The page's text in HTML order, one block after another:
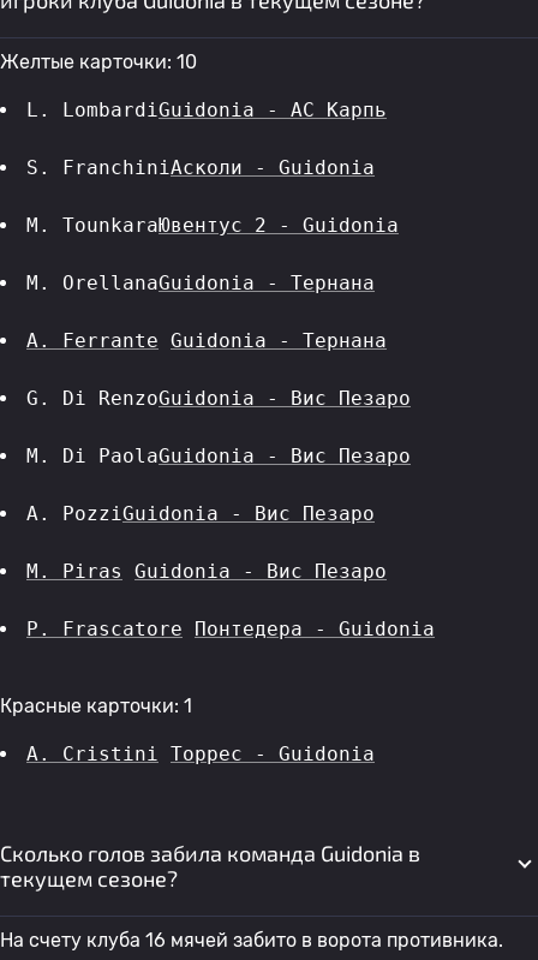
Желтые карточки: 10
L. LombardiGuidonia - АС Карпь
S. FranchiniАсколи - Guidonia
M. TounkaraЮвентус 2 - Guidonia
M. OrellanaGuidonia - Тернана
A. Ferrante Guidonia - Тернана
G. Di RenzoGuidonia - Вис Пезаро
M. Di PaolaGuidonia - Вис Пезаро
A. PozziGuidonia - Вис Пезаро
M. Piras Guidonia - Вис Пезаро
P. Frascatore Понтедера - Guidonia
Красные карточки: 1
A. Cristini Торрес - Guidonia
Сколько голов забила команда Guidonia в
текущем сезоне?
На счету клуба 16 мячей забито в ворота противника.